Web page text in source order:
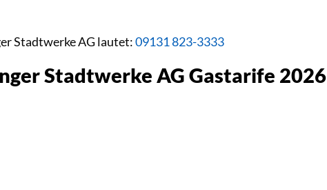
Stadtwerke AG lautet:09131 823-3333
Stadtwerke AG Gastarife 2026